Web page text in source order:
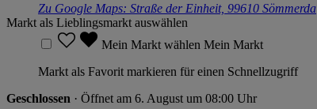
Zu Google Maps: Straße der Einheit, 99610 Sömmerda
Markt als Lieblingsmarkt auswählen
Mein Markt wählen Mein Markt
Markt als Favorit markieren für einen Schnellzugriff
Geschlossen · Öffnet am 6. August um 08:00 Uhr